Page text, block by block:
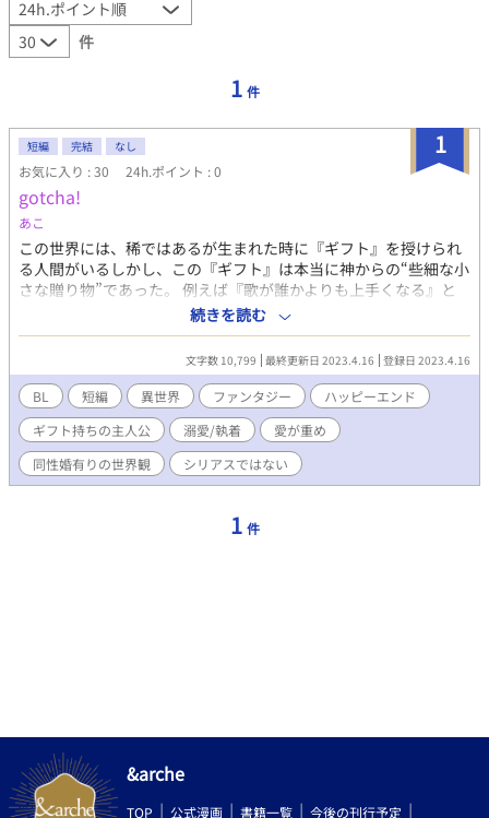
件
1 件
1
短編 完結 なし
お気に入り : 30 24h.ポイント : 0
gotcha!
あこ
この世界には、稀ではあるが生まれた時に『ギフト』を授けられ
る人間がいるしかし、この『ギフト』は本当に神からの“些細な小
さな贈り物”であった。 例えば『歌が誰かよりも上手くなる』と
か、『人より少し視力がいい』とか。 ギフトがあれば便利で将来
の展望が開けるだろうけれど、ギフトを持たない人間は努力でな
んとか、ギフトを持っている人間に僅差まで追いつけるかもしれ
ない、というような、その程度のもの。 しかしこの物語の主人公
の『ギフト』は真実、彼の人生を左右するとんでもなく爆弾のよ
うな、まさに『神から与えられたギフト』であった。 ▷ 公爵家次
男で、年々重くなる愛情で片想い爆進中の攻め。 ▷ 侯爵家長男
で、本当は楽観的なのにギフトのせいで情緒不安定になりがちな
受け。 ▷ 両家は仲良し、兄弟仲も良好。 ▷ 同性婚しても後取り
（だと私は胸を張ってます！）で、気軽な感じで読める話です。
続きを読む
文字数 10,799 最終更新日 2023.4.16 登録日 2023.4.16
BL 短編 異世界 ファンタジー
ハッピーエンド
ギフト持ちの主人公
溺愛/執着
愛が重め
同性婚有りの世界観
シリアスではない
1 件
&arche
TOP 公式漫画 書籍一覧 今後の刊行予定